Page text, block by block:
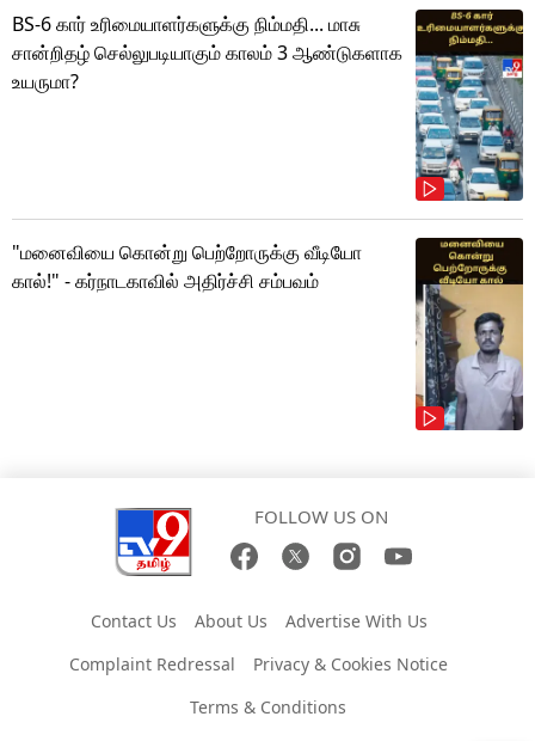
BS-6 கார் உரிமையாளர்களுக்கு நிம்மதி... மாசு
சான்றிதழ் செல்லுபடியாகும் காலம் 3 ஆண்டுகளாக
உயருமா?
"மனைவியை கொன்று பெற்றோருக்கு வீடியோ
கால்!" - கர்நாடகாவில் அதிர்ச்சி சம்பவம்
FOLLOW US ON
Contact Us About Us
Advertise With Us
Complaint Redressal
Privacy & Cookies Notice
Terms & Conditions